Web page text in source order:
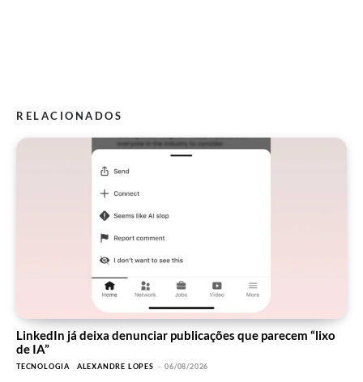
RELACIONADOS
LinkedIn já deixa denunciar publicações que parecem “lixo
de IA”
TECNOLOGIA ALEXANDRE LOPES - 06/08/2026